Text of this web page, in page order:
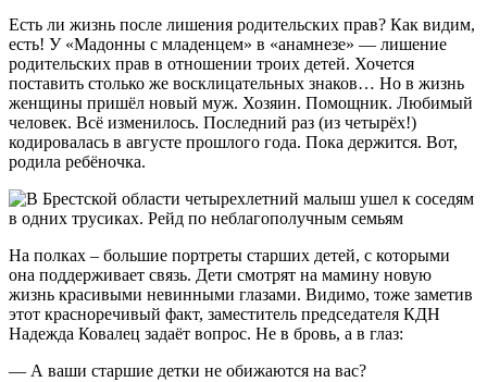
Есть ли жизнь после лишения родительских прав? Как видим,
есть! У «Мадонны с младенцем» в «анамнезе» — лишение
родительских прав в отношении троих детей. Хочется
поставить столько же восклицательных знаков… Но в жизнь
женщины пришёл новый муж. Хозяин. Помощник. Любимый
человек. Всё изменилось. Последний раз (из четырёх!)
кодировалась в августе прошлого года. Пока держится. Вот,
родила ребёночка.
На полках – большие портреты старших детей, с которыми
она поддерживает связь. Дети смотрят на мамину новую
жизнь красивыми невинными глазами. Видимо, тоже заметив
этот красноречивый факт, заместитель председателя КДН
Надежда Ковалец задаёт вопрос. Не в бровь, а в глаз:
— А ваши старшие детки не обижаются на вас?